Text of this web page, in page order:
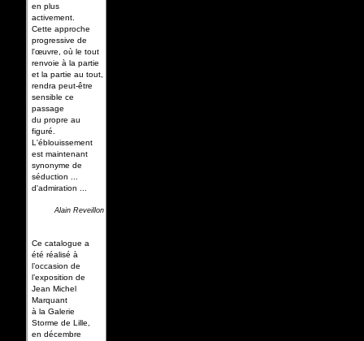
en plus
activement.
Cette approche
progressive de
l'œuvre, où le tout
renvoie à la partie
et la partie au tout,
rendra peut-être
sensible ce
passage
du propre au
figuré.
L'éblouissement
est maintenant
synonyme de
séduction ...
d'admiration ...
Alain Reveillon
Ce catalogue a
été réalisé à
l’occasion de
l’exposition de
Jean Michel
Marquant
à la Galerie
Storme de Lille,
en décembre